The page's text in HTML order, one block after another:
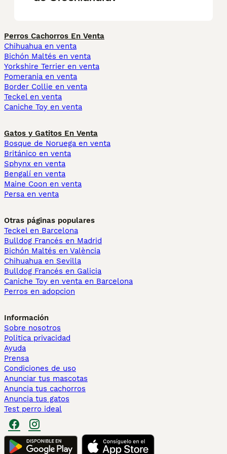
Perros Cachorros En Venta
Chihuahua en venta
Bichón Maltés en venta
Yorkshire Terrier en venta
Pomerania en venta
Border Collie en venta
Teckel en venta
Caniche Toy en venta
Gatos y Gatitos En Venta
Bosque de Noruega en venta
Británico en venta
Sphynx en venta
Bengalí en venta
Maine Coon en venta
Persa en venta
Otras páginas populares
Teckel en Barcelona
Bulldog Francés en Madrid
Bichón Maltés en València
Chihuahua en Sevilla
Bulldog Francés en Galicia
Caniche Toy en venta en Barcelona
Perros en adopcion
Información
Sobre nosotros
Politica privacidad
Ayuda
Prensa
Condiciones de uso
Anunciar tus mascotas
Anuncia tus cachorros
Anuncia tus gatos
Test perro ideal